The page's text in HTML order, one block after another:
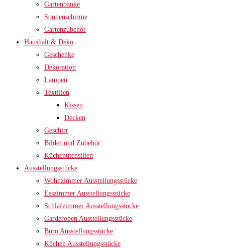
Gartenbänke
Sonnenschirme
Gartenzubehör
Haushalt & Deko
Geschenke
Dekoration
Lampen
Textilien
Kissen
Decken
Geschirr
Bilder und Zubehör
Küchenutensilien
Ausstellungsstücke
Wohnzimmer Ausstellungsstücke
Esszimmer Ausstellungsstücke
Schlafzimmer Ausstellungsstücke
Garderoben Ausstellungsstücke
Büro Ausstellungsstücke
Küchen Ausstellungsstücke